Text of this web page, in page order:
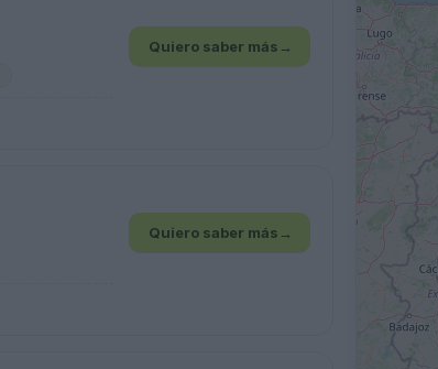
Quiero saber más →
Quiero saber más →